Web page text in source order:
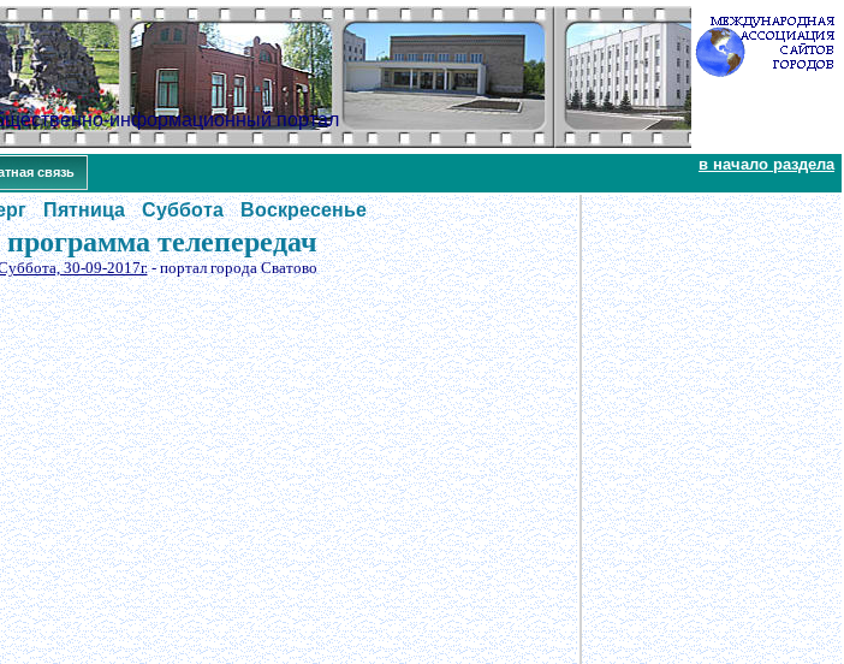
информационный портал
связь в начало раздела
Пятница Суббота Воскресенье
телепередач
30-09-2017г.- портал города Сватово